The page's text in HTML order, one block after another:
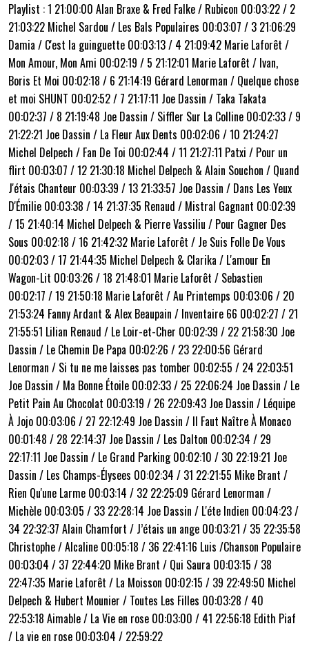
Playlist : 1 21:00:00 Alan Braxe & Fred Falke / Rubicon 00:03:22 / 2
21:03:22 Michel Sardou / Les Bals Populaires 00:03:07 / 3 21:06:29
Damia / C'est la guinguette 00:03:13 / 4 21:09:42 Marie Laforêt /
Mon Amour, Mon Ami 00:02:19 / 5 21:12:01 Marie Laforêt / Ivan,
Boris Et Moi 00:02:18 / 6 21:14:19 Gérard Lenorman / Quelque chose
et moi SHUNT 00:02:52 / 7 21:17:11 Joe Dassin / Taka Takata
00:02:37 / 8 21:19:48 Joe Dassin / Siffler Sur La Colline 00:02:33 / 9
21:22:21 Joe Dassin / La Fleur Aux Dents 00:02:06 / 10 21:24:27
Michel Delpech / Fan De Toi 00:02:44 / 11 21:27:11 Patxi / Pour un
flirt 00:03:07 / 12 21:30:18 Michel Delpech & Alain Souchon / Quand
J'étais Chanteur 00:03:39 / 13 21:33:57 Joe Dassin / Dans Les Yeux
D'Émilie 00:03:38 / 14 21:37:35 Renaud / Mistral Gagnant 00:02:39
/ 15 21:40:14 Michel Delpech & Pierre Vassiliu / Pour Gagner Des
Sous 00:02:18 / 16 21:42:32 Marie Laforêt / Je Suis Folle De Vous
00:02:03 / 17 21:44:35 Michel Delpech & Clarika / L'amour En
Wagon-Lit 00:03:26 / 18 21:48:01 Marie Laforêt / Sebastien
00:02:17 / 19 21:50:18 Marie Laforêt / Au Printemps 00:03:06 / 20
21:53:24 Fanny Ardant & Alex Beaupain / Inventaire 66 00:02:27 / 21
21:55:51 Lilian Renaud / Le Loir-et-Cher 00:02:39 / 22 21:58:30 Joe
Dassin / Le Chemin De Papa 00:02:26 / 23 22:00:56 Gérard
Lenorman / Si tu ne me laisses pas tomber 00:02:55 / 24 22:03:51
Joe Dassin / Ma Bonne Étoile 00:02:33 / 25 22:06:24 Joe Dassin / Le
Petit Pain Au Chocolat 00:03:19 / 26 22:09:43 Joe Dassin / Léquipe
À Jojo 00:03:06 / 27 22:12:49 Joe Dassin / Il Faut Naître À Monaco
00:01:48 / 28 22:14:37 Joe Dassin / Les Dalton 00:02:34 / 29
22:17:11 Joe Dassin / Le Grand Parking 00:02:10 / 30 22:19:21 Joe
Dassin / Les Champs-Élysees 00:02:34 / 31 22:21:55 Mike Brant /
Rien Qu'une Larme 00:03:14 / 32 22:25:09 Gérard Lenorman /
Michèle 00:03:05 / 33 22:28:14 Joe Dassin / L'éte Indien 00:04:23 /
34 22:32:37 Alain Chamfort / J’étais un ange 00:03:21 / 35 22:35:58
Christophe / Alcaline 00:05:18 / 36 22:41:16 Luis /Chanson Populaire
00:03:04 / 37 22:44:20 Mike Brant / Qui Saura 00:03:15 / 38
22:47:35 Marie Laforêt / La Moisson 00:02:15 / 39 22:49:50 Michel
Delpech & Hubert Mounier / Toutes Les Filles 00:03:28 / 40
22:53:18 Aimable / La Vie en rose 00:03:00 / 41 22:56:18 Edith Piaf
/ La vie en rose 00:03:04 / 22:59:22